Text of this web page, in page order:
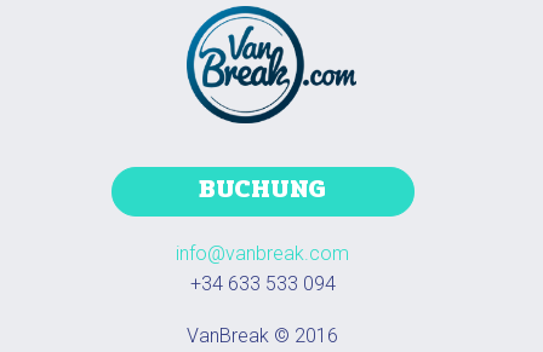
BUCHUNG
info@vanbreak.com
+34 633 533 094
VanBreak © 2016